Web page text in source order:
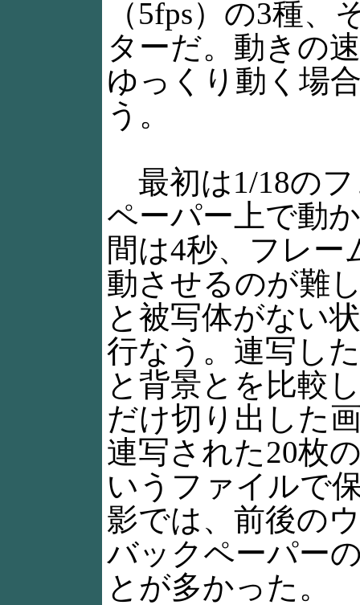
（5fps）の3種
ターだ。動きの
ゆっくり動く場
う。
最初は1/18の
ペーパー上で動
間は4秒、フレー
動させるのが難
と被写体がない
行なう。連写し
と背景とを比較
だけ切り出した
連写された20枚
いうファイルで
影では、前後の
バックペーパー
とが多かった。